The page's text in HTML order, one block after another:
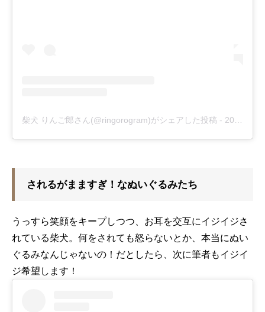
柴犬 りんご郎さん(@ringorogram)がシェアした投稿 - 2018年 3月月21日午後9時41分PDT
されるがまますぎ！なぬいぐるみたち
うっすら笑顔をキープしつつ、お耳を交互にイジイジさ
れている柴犬。何をされても怒らないとか、本当にぬい
ぐるみなんじゃないの！だとしたら、次に筆者もイジイ
ジ希望します！